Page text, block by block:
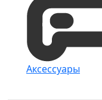
Аксессуары